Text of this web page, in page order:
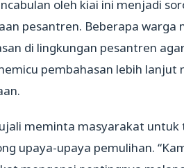
oleh kiai ini menjadi
pesantren. Beberapa
di lingkungan pesantren
pembahasan lebih
meminta masyarakat
upaya-upaya pemulihan.